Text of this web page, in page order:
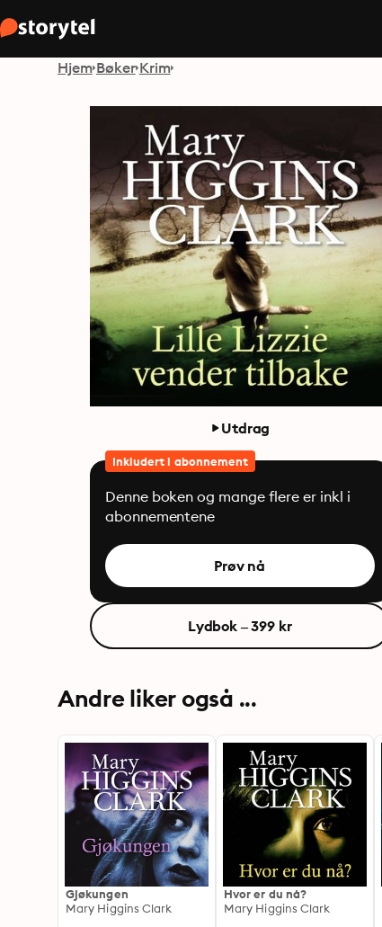
Hjem Bøker Krim
Utdrag
Inkludert i abonnement
Denne boken og mange flere er inkl i
abonnementene
Prøv nå
Lydbok – 399 kr
Andre liker også ...
Gjøkungen
Mary Higgins Clark
Hvor er du nå?
Mary Higgins Clark